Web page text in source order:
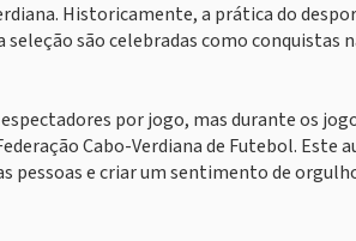
Historicamente, a prática do
são celebradas como conquistas
por jogo, mas durante os
Cabo-Verdiana de Futebol. Este
pessoas e criar um sentimento de